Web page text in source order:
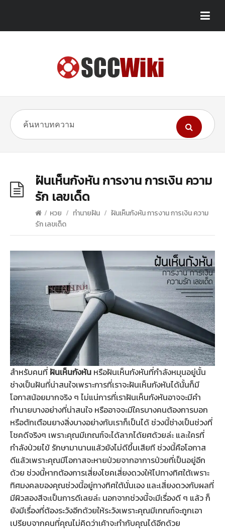
ฝันเห็นกังหัน การงาน การเงิน ความ
รัก เลขเด็ด
/ หวย / ทำนายฝัน / ฝันเห็นกังหัน การงาน การเงิน ความ
รัก เลขเด็ด
สำหรับคนที่ ฝันเห็นกังหัน หรือฝันเห็นกังหันที่กำลังหมุนอยู่นั้น
ช่างเป็นฝันที่น่าสนใจเพราะการที่เราจะฝันเห็นกังหันได้นั้นก็มี
โอกาสน้อยมากจริง ๆ ไม่แน่การที่เราฝันเห็นกังหันอาจจะมีคำ
ทำนายบางอย่างที่น่าสนใจ หรืออาจจะมีใครบางคนต้องการบอก
หรือตักเตือนยางสิ่งบางอย่างกับเราก็เป็นได้ ช่วงนี้ช่างเป็นช่วงที่
โชคดีจริงๆ เพราะคุณมีเกณฑ์จะได้ลาภได้ยศด้วยล่ะ และใครที่
กำลังป่วยไข้ รักษามานานแล้วยังไม่ดีขึ้นเสียที ช่วงนี้คือโอกาส
ดีแล้วเพราะคุณมีโอกาสจะหายป่วยจากอาการป่วยที่เป็นอยู่อีก
ด้วย ช่วงนี้หากต้องการเสี่ยงโชคเสี่ยงดวงให้ไปทางทิศใต้เพราะ
ทิศมงคลของคุณช่วงนี้อยู่ทางทิศใต้นั่นเอง และเสี่ยงดวงกับผลที่
มีผิวสองสีจะเป็นการดีเลยล่ะ นอกจากช่วงนี้จะมีเรื่องดี ๆ แล้ว ก็
ยังมีเรื่องที่ต้องระวังอีกด้วยให้ระวังเพราะคุณมีเกณฑ์จะถูกเอา
เปรียบจากคนที่คุณไม่คิดว่าเค้าจะทำกับคุณได้อีกด้วย